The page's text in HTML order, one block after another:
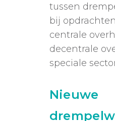
tussen
bij
centrale
decentrale
speciale
Nieuwe